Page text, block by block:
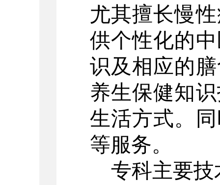
尤其擅长慢
供个性化的
识及相应的
养生保健知
生活方式。
等服务。
专科主要